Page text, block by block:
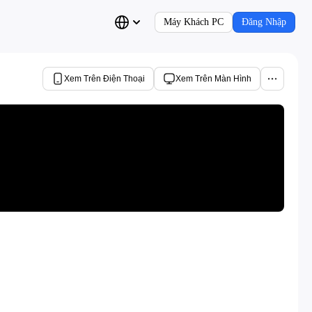
Máy Khách PC Đăng Nhập
Xem Trên Điện Thoại Xem Trên Màn Hình